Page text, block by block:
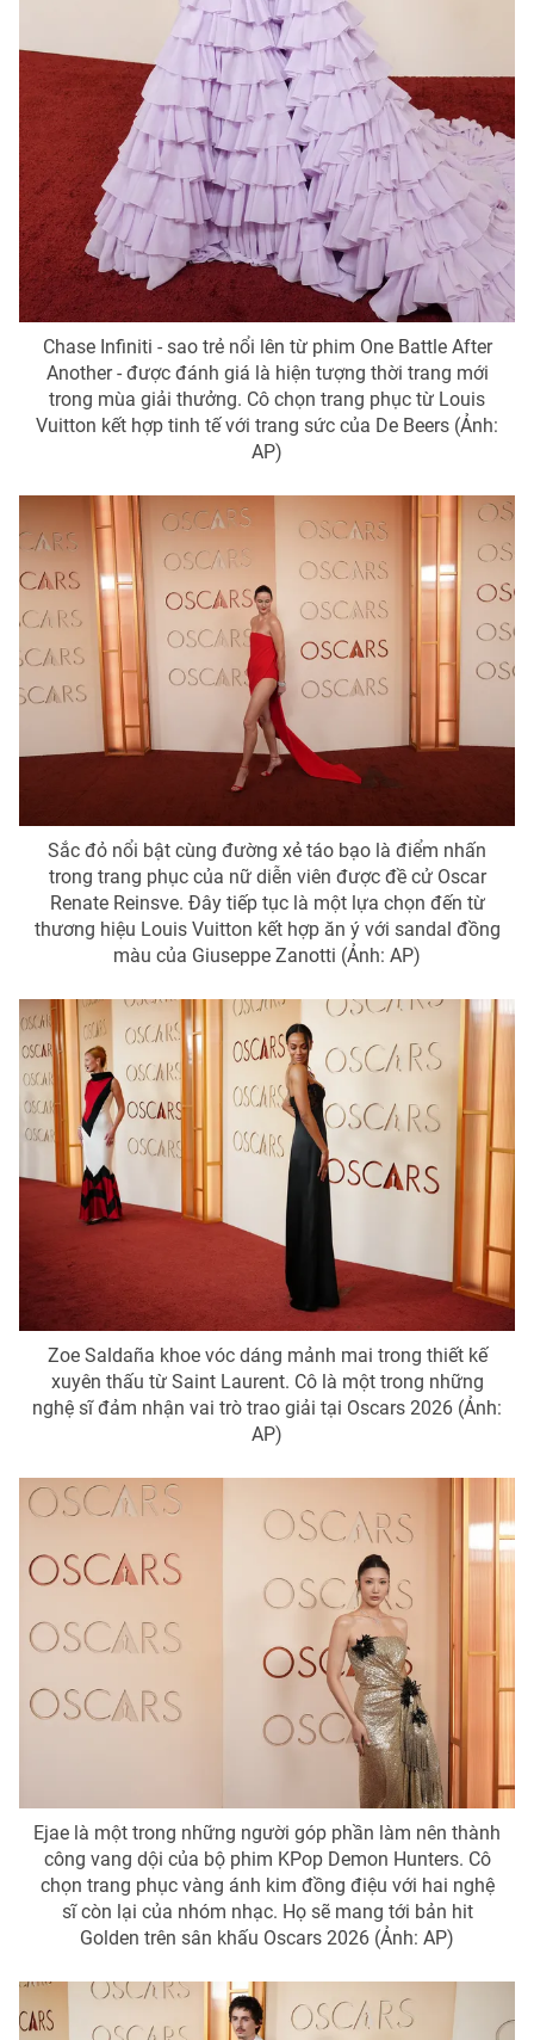
Chase Infiniti - sao trẻ nổi lên từ phim One Battle After
Another - được đánh giá là hiện tượng thời trang mới
trong mùa giải thưởng. Cô chọn trang phục từ Louis
Vuitton kết hợp tinh tế với trang sức của De Beers (Ảnh:
AP)
Sắc đỏ nổi bật cùng đường xẻ táo bạo là điểm nhấn
trong trang phục của nữ diễn viên được đề cử Oscar
Renate Reinsve. Đây tiếp tục là một lựa chọn đến từ
thương hiệu Louis Vuitton kết hợp ăn ý với sandal đồng
màu của Giuseppe Zanotti (Ảnh: AP)
Zoe Saldaña khoe vóc dáng mảnh mai trong thiết kế
xuyên thấu từ Saint Laurent. Cô là một trong những
nghệ sĩ đảm nhận vai trò trao giải tại Oscars 2026 (Ảnh:
AP)
Ejae là một trong những người góp phần làm nên thành
công vang dội của bộ phim KPop Demon Hunters. Cô
chọn trang phục vàng ánh kim đồng điệu với hai nghệ
sĩ còn lại của nhóm nhạc. Họ sẽ mang tới bản hit
Golden trên sân khấu Oscars 2026 (Ảnh: AP)